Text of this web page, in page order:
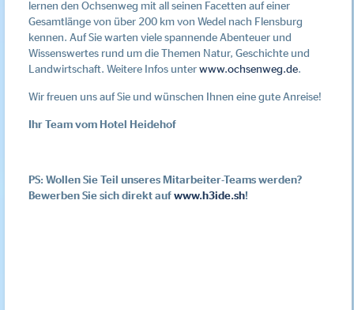
lernen den Ochsenweg mit all seinen Facetten auf einer
Gesamtlänge von über 200 km von Wedel nach Flensburg
kennen. Auf Sie warten viele spannende Abenteuer und
Wissenswertes rund um die Themen Natur, Geschichte und
Landwirtschaft. Weitere Infos unter www.ochsenweg.de.
Wir freuen uns auf Sie und wünschen Ihnen eine gute Anreise!
Ihr Team vom Hotel Heidehof
PS: Wollen Sie Teil unseres Mitarbeiter-Teams werden?
Bewerben Sie sich direkt auf www.h3ide.sh!